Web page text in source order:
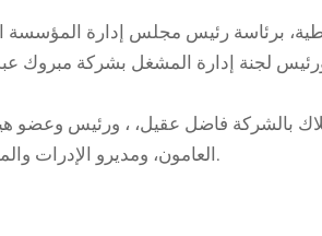
لشركة “مبروك” للعمليات النفطية، برئاسة رئيس
لجنة إدارة المشغل بشركة مبروك
بالشركة فاضل عقيل، ، ورئيس وعضو
العامون، ومديرو الإدرات والمختصون من المؤسسة والشركة.